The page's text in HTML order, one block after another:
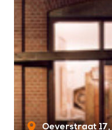
Oeverstraat 17